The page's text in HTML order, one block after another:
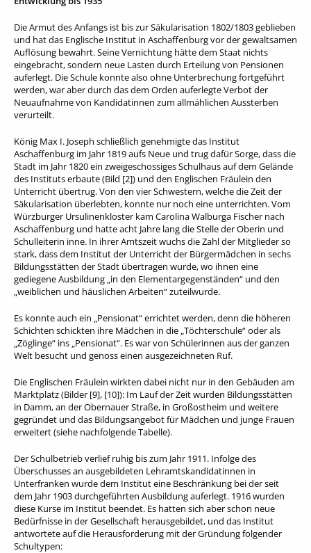
Die Armut des Anfangs ist bis zur Säkularisation 1802/1803 geblieben
und hat das Englische Institut in Aschaffenburg vor der gewaltsamen
Auflösung bewahrt. Seine Vernichtung hätte dem Staat nichts
eingebracht, sondern neue Lasten durch Erteilung von Pensionen
auferlegt. Die Schule konnte also ohne Unterbrechung fortgeführt
werden, war aber durch das dem Orden auferlegte Verbot der
Neuaufnahme von Kandidatinnen zum allmählichen Aussterben
verurteilt.
König Max I. Joseph schließlich genehmigte das Institut
Aschaffenburg im Jahr 1819 aufs Neue und trug dafür Sorge, dass die
Stadt im Jahr 1820 ein zweigeschossiges Schulhaus auf dem Gelände
des Instituts erbaute (Bild [2]) und den Englischen Fräulein den
Unterricht übertrug. Von den vier Schwestern, welche die Zeit der
Säkularisation überlebten, konnte nur noch eine unterrichten. Vom
Würzburger Ursulinenkloster kam Carolina Walburga Fischer nach
Aschaffenburg und hatte acht Jahre lang die Stelle der Oberin und
Schulleiterin inne. In ihrer Amtszeit wuchs die Zahl der Mitglieder so
stark, dass dem Institut der Unterricht der Bürgermädchen in sechs
Bildungsstätten der Stadt übertragen wurde, wo ihnen eine
gediegene Ausbildung „in den Elementargegenständen“ und den
„weiblichen und häuslichen Arbeiten“ zuteilwurde.
Es konnte auch ein „Pensionat“ errichtet werden, denn die höheren
Schichten schickten ihre Mädchen in die „Töchterschule“ oder als
„Zöglinge“ ins „Pensionat“. Es war von Schülerinnen aus der ganzen
Welt besucht und genoss einen ausgezeichneten Ruf.
Die Englischen Fräulein wirkten dabei nicht nur in den Gebäuden am
Marktplatz (Bilder [9], [10]): Im Lauf der Zeit wurden Bildungsstätten
in Damm, an der Obernauer Straße, in Großostheim und weitere
gegründet und das Bildungsangebot für Mädchen und junge Frauen
erweitert (siehe nachfolgende Tabelle).
Der Schulbetrieb verlief ruhig bis zum Jahr 1911. Infolge des
Überschusses an ausgebildeten Lehramtskandidatinnen in
Unterfranken wurde dem Institut eine Beschränkung bei der seit
dem Jahr 1903 durchgeführten Ausbildung auferlegt. 1916 wurden
diese Kurse im Institut beendet. Es hatten sich aber schon neue
Bedürfnisse in der Gesellschaft herausgebildet, und das Institut
antwortete auf die Herausforderung mit der Gründung folgender
Schultypen: